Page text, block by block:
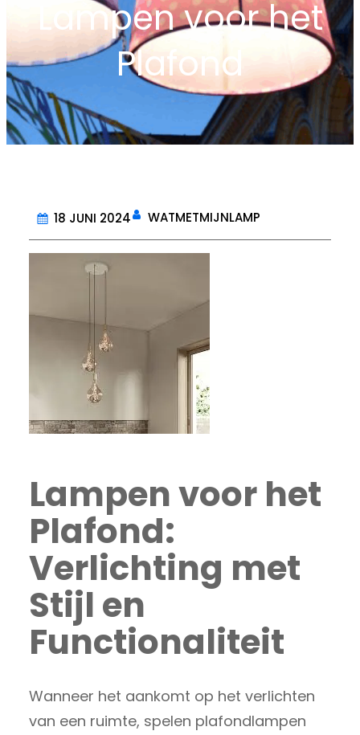
Lampen voor het
Plafond
18 JUNI 2024 WATMETMIJNLAMP
Lampen voor het
Plafond:
Verlichting met
Stijl en
Functionaliteit
Wanneer het aankomt op het verlichten
van een ruimte, spelen plafondlampen